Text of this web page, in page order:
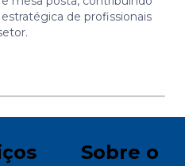
de profissionais
Sobre o